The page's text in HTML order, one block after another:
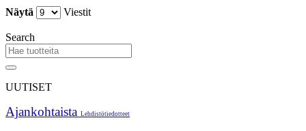
Näytä Viestit
Search
UUTISET
Ajankohtaista Lehdistötiedotteet